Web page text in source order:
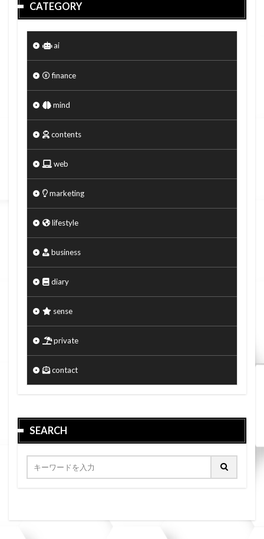
CATEGORY
ai
finance
mind
contents
web
marketing
lifestyle
business
diary
sense
private
contact
SEARCH